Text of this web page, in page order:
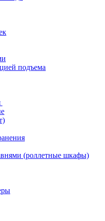
подъема
(роллетные шкафы)